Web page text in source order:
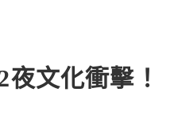
文化衝擊！